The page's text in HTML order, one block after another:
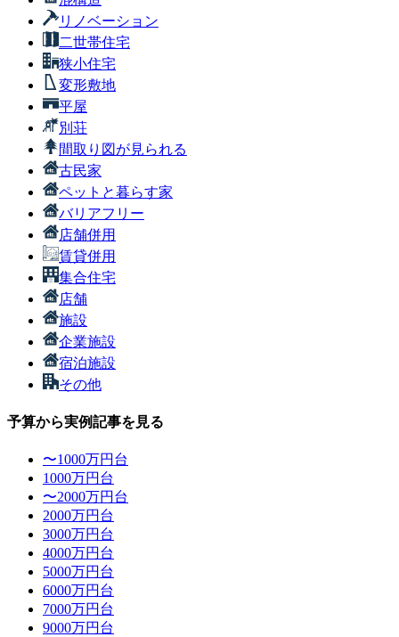
リノベーション
二世帯住宅
狭小住宅
変形敷地
平屋
別荘
間取り図が見られる
古民家
ペットと暮らす家
バリアフリー
店舗併用
賃貸併用
集合住宅
店舗
施設
企業施設
宿泊施設
その他
予算から実例記事を見る
〜1000万円台
1000万円台
〜2000万円台
2000万円台
3000万円台
4000万円台
5000万円台
6000万円台
7000万円台
9000万円台